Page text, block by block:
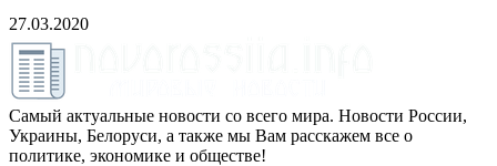
27.03.2020
Самый актуальные новости со всего мира. Новости России,
Украины, Белоруси, а также мы Вам расскажем все о
политике, экономике и обществе!